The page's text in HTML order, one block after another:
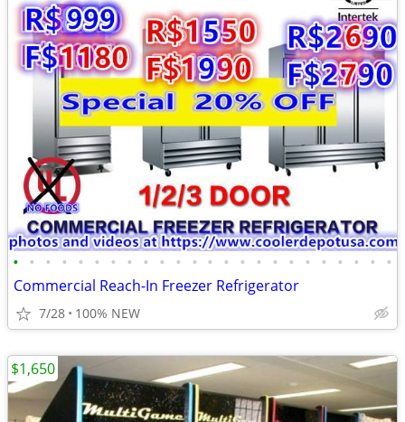
• • • • • • • • • • • • • • • • • • • • • • • •
Commercial Reach-In Freezer Refrigerator
7/28 100% NEW
$1,650